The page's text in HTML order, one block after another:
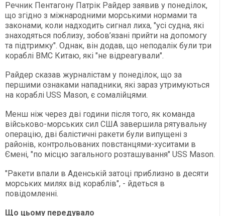
Речник Пентагону Патрік Райдер заявив у понеділок,
що згідно з міжнародними морськими нормами та
законами, коли надходить сигнал лиха, "усі судна, які
знаходяться поблизу, зобов’язані прийти на допомогу
та підтримку". Однак, він додав, що неподалік були три
кораблі ВМС Китаю, які "не відреагували".
Райдер сказав журналістам у понеділок, що за
першими ознаками нападники, які зараз утримуються
на кораблі USS Mason, є сомалійцями.
Менш ніж через дві години після того, як команда
військово-морських сил США завершила рятувальну
операцію, дві балістичні ракети були випущені з
районів, контрольованих повстанцями-хуситами в
Ємені, "по місцю загального розташування" USS Mason.
"Ракети впали в Аденській затоці приблизно в десяти
морських милях від кораблів", - йдеться в
повідомленні.
Що цьому передувало